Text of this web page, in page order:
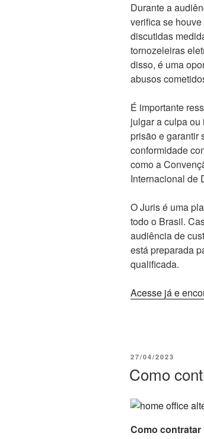
Durante a
verifica se
discutidas
tornozeleiras
disso, é uma
abusos
É importante
julgar a culpa
prisão e garantir
conformidade
como a
Internacional de
O Juris é uma
todo o Brasil.
audiência de
está preparada
qualificada.
Acesse já e
PUBLICADO
27/04/2023
Como
Como